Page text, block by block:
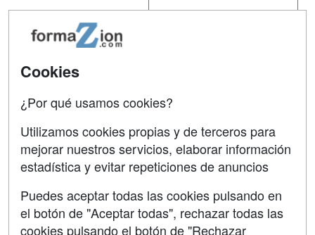
Acceso Usuarios
Acceso Centros
Contactar
Confidencialidad
Copyleft
SÍGUENOS EN:
Cookies
¿Por qué usamos cookies?
Utilizamos cookies propias y de terceros para
mejorar nuestros servicios, elaborar información
estadística y evitar repeticiones de anuncios
Puedes aceptar todas las cookies pulsando en
el botón de "Aceptar todas", rechazar todas las
cookies pulsando el botón de "Rechazar